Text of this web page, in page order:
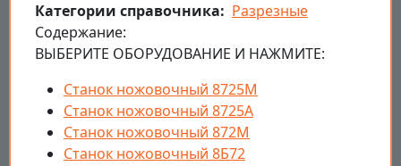
Категории справочника
Разрезные
Cодержание:
ВЫБЕРИТЕ ОБОРУДОВАНИЕ И НАЖМИТЕ:
Станок ножовочный 8725М
Станок ножовочный 8725А
Станок ножовочный 872М
Станок ножовочный 8Б72